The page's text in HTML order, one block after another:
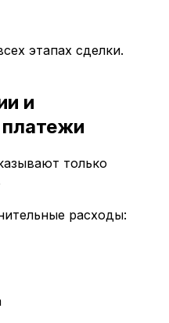
этапах сделки.
и
только
расходы: